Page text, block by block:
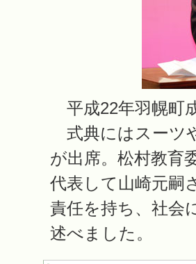
平成22年羽幌町
式典にはスーツ
が出席。松村教育
代表して山崎元嗣
責任を持ち、社会
述べました。